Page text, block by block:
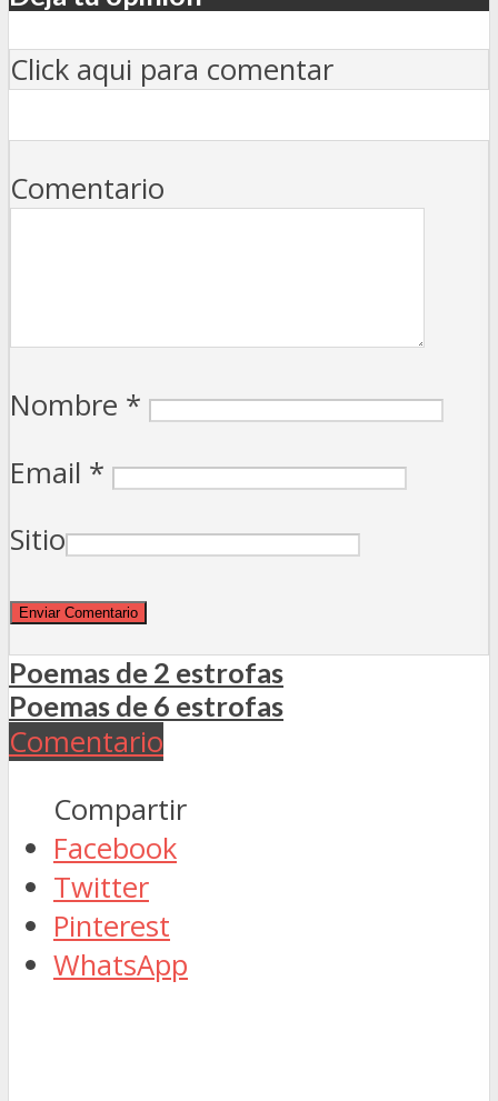
Click aqui para comentar
Comentario
Nombre *
Email *
Sitio
Poemas de 2 estrofas
Poemas de 6 estrofas
Comentario
Compartir
Facebook
Twitter
Pinterest
WhatsApp